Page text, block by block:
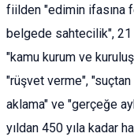
fiilden "edimin ifasına
belgede sahtecilik",
"kamu kurum ve
"rüşvet verme",
aklama" ve "gerçeğe
yıldan 450 yıla kadar